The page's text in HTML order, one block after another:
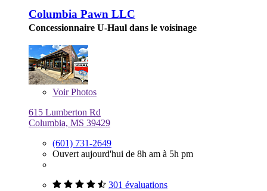
Columbia Pawn LLC
Concessionnaire U-Haul dans le voisinage
VoirPhotos
615 Lumberton Rd
Columbia, MS 39429
(601) 731-2649
Ouvert aujourd'hui de 8h am à 5h pm
301 évaluations